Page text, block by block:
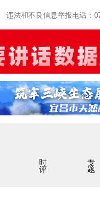
违法和不良信息举报电话：
时评 专题